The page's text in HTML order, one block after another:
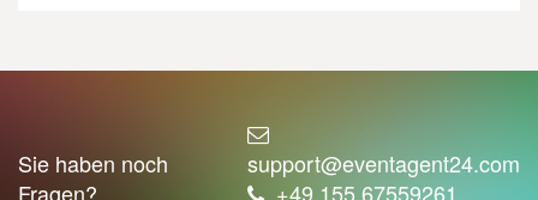
Sie haben noch
Fragen?
support@eventagent24.com
+49 155 67559261